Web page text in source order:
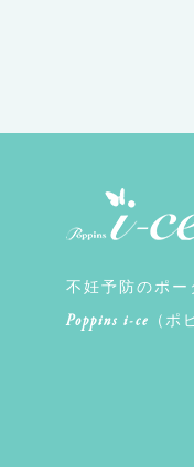
不妊予防のポー
Poppins i-ce （ポ